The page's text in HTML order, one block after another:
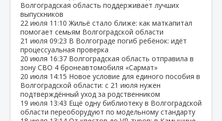
Волгоградская область поддерживает лучших
выпускников
22 июля 11:10 Жильё стало ближе: как маткапитал
помогает семьям Волгоградской области
21 июля 09:23 В Волгограде погиб ребёнок: идёт
процессуальная проверка
20 июля 16:37 Волгоградская область отправила в
зону СВО 4 бронеавтомобиля «Сармат»
20 июля 14:15 Новое условие для единого пособия в
Волгоградской области: с 21 июля нужен
подтверждённый уход за родственником
19 июля 13:43 Ещё одну библиотеку в Волгоградской
области переоборудуют по модельному стандарту